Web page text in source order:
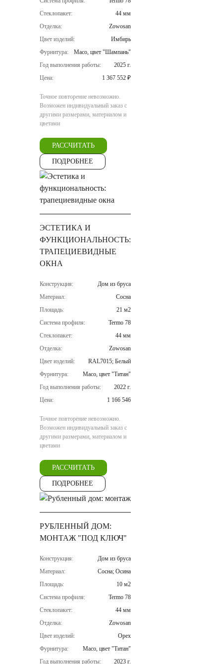
Стеклопакет:
44 мм
Отделка:
Zowosan
Цвет изделий:
Имбирь
Фурнитура:
Maco, цвет "Шампань"
Год выполнения работы:
2025 г.
Цена:
1 367 552 ₽
Точное повторение невозможно.
Возможен индивидуальный заказ с
другими размерами, материалом и
цветами
РАССЧИТАТЬ
ПОДРОБНЕЕ
ЭСТЕТИКА И
ФУНКЦИОНАЛЬНОСТЬ:
ТРАПЕЦИЕВИДНЫЕ
ОКНА
Конструкция:
Дом из бруса
Материал:
Сосна
Площадь:
21 м2
Система профиля:
Termo 78
Стеклопакет:
44 мм
Отделка:
Zowosan
Цвет изделий:
RAL7015; Белый
Фурнитура:
Maco, цвет "Титан"
Год выполнения работы:
2022 г.
Цена:
1 166 546
Точное повторение невозможно.
Возможен индивидуальный заказ с
другими размерами, материалом и
цветами
РАССЧИТАТЬ
ПОДРОБНЕЕ
РУБЛЕННЫЙ ДОМ:
МОНТАЖ "ПОД КЛЮЧ"
Конструкция:
Дом из бруса
Материал:
Сосна; Осина
Площадь:
10 м2
Система профиля:
Termo 78
Стеклопакет:
44 мм
Отделка:
Zowosan
Цвет изделий:
Орех
Фурнитура:
Maco, цвет "Титан"
Год выполнения работы:
2023 г.